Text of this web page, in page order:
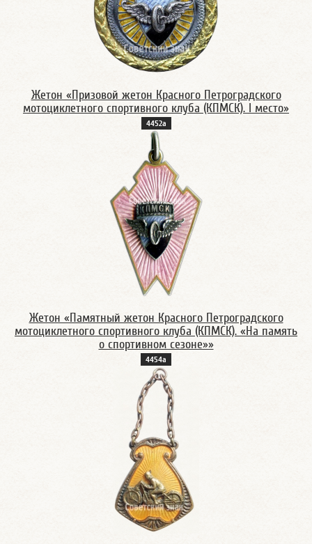
Жетон «Призовой жетон Красного Петроградского
мотоциклетного спортивного клуба (КПМСК). I место»
4452а
Жетон «Памятный жетон Красного Петроградского
мотоциклетного спортивного клуба (КПМСК). «На память
о спортивном сезоне»»
4454а